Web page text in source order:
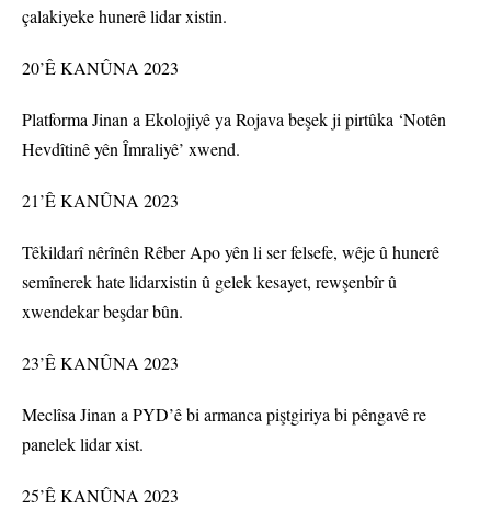
çalakiyeke hunerê lidar xistin.
20’Ê KANÛNA 2023
Platforma Jinan a Ekolojiyê ya Rojava beşek ji pirtûka ‘Notên
Hevdîtinê yên Îmraliyê’ xwend.
21’Ê KANÛNA 2023
Têkildarî nêrînên Rêber Apo yên li ser felsefe, wêje û hunerê
semînerek hate lidarxistin û gelek kesayet, rewşenbîr û
xwendekar beşdar bûn.
23’Ê KANÛNA 2023
Meclîsa Jinan a PYD’ê bi armanca piştgiriya bi pêngavê re
panelek lidar xist.
25’Ê KANÛNA 2023